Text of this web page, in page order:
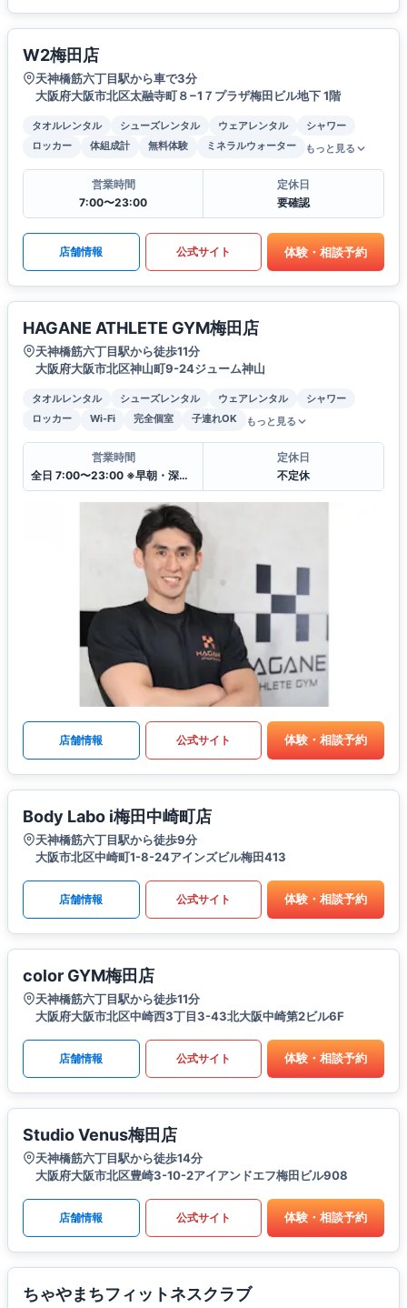
W2梅田店
天神橋筋六丁目駅から車で3分
大阪府大阪市北区太融寺町８−1７プラザ梅田ビル地下 1階
タオルレンタル シューズレンタル ウェアレンタル
シャワー
ロッカー
体組成計 無料体験 ミネラルウォーター もっと見る
営業時間
7:00〜23:00
定休日
要確認
店舗情報 公式サイト 体験・相談予約
HAGANE ATHLETE GYM梅田店
天神橋筋六丁目駅から徒歩11分
大阪府大阪市北区神山町9-24ジューム神山
タオルレンタル シューズレンタル ウェアレンタル
シャワー
ロッカー
Wi-Fi 完全個室 子連れOK もっと見る
営業時間
全日 7:00〜23:00 ※早朝・深夜の時間帯も相談可
定休日
不定休
店舗情報 公式サイト 体験・相談予約
Body Labo i梅田中崎町店
天神橋筋六丁目駅から徒歩9分
大阪市北区中崎町1-8-24アインズビル梅田413
店舗情報 公式サイト 体験・相談予約
color GYM梅田店
天神橋筋六丁目駅から徒歩11分
大阪府大阪市北区中崎西3丁目3-43北大阪中崎第2ビル6F
店舗情報 公式サイト 体験・相談予約
Studio Venus梅田店
天神橋筋六丁目駅から徒歩14分
大阪府大阪市北区豊崎3-10-2アイアンドエフ梅田ビル908
店舗情報 公式サイト 体験・相談予約
ちゃやまちフィットネスクラブ